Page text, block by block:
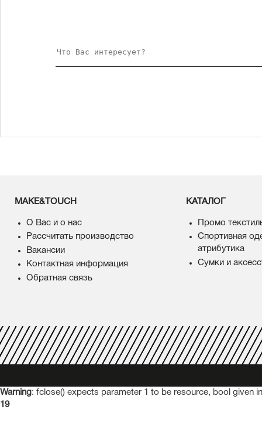
MAKE&TOUCH
О Вас и о нас
Рассчитать производство
Вакансии
Контактная информация
Обратная связь
КАТАЛОГ
Промо
Спортивная
атрибутика
Сумки и
Warning: fclose() expects parameter 1 to be resource, bool given
19